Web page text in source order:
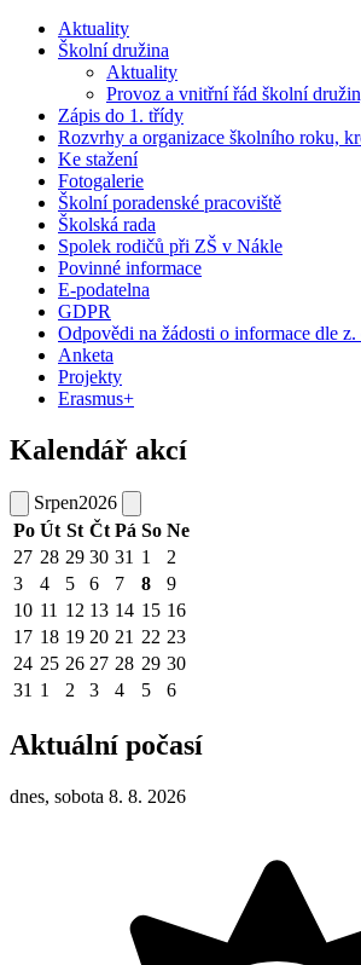
Aktuality
Školní družina
Aktuality
Provoz a vnitřní řád školní
Zápis do 1. třídy
Rozvrhy a organizace školního roku,
Ke stažení
Fotogalerie
Školní poradenské pracoviště
Školská rada
Spolek rodičů při ZŠ v Nákle
Povinné informace
E-podatelna
GDPR
Odpovědi na žádosti o informace dle z.
Anketa
Projekty
Erasmus+
Kalendář akcí
Srpen2026
Po Út St Čt Pá So Ne
27 28 29 30 31 1
2
3
4 5 6 7 8
9
10 11 12 13 14 15 16
17 18 19 20 21 22 23
24 25 26 27 28 29 30
31 1 2 3 4 5 6
Aktuální počasí
dnes, sobota 8. 8. 2026